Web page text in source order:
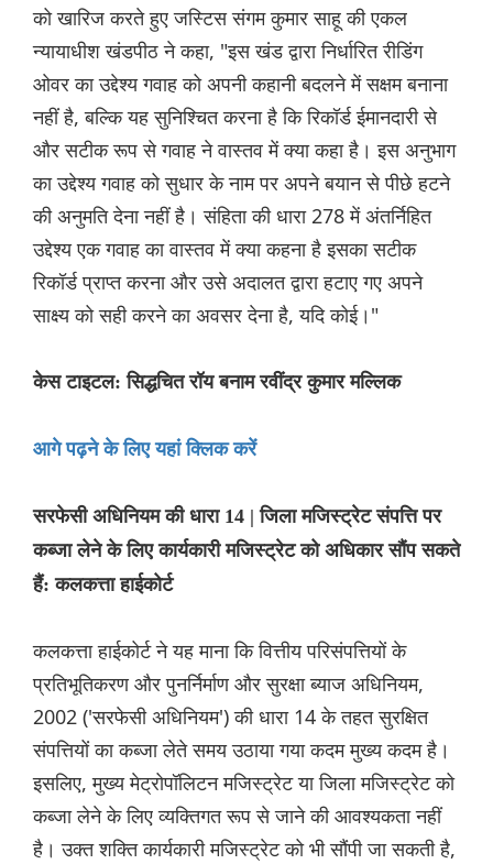
को खारिज करते हुए जस्टिस संगम कुमार साहू की एकल
न्यायाधीश खंडपीठ ने कहा, "इस खंड द्वारा निर्धारित रीडिंग
ओवर का उद्देश्य गवाह को अपनी कहानी बदलने में सक्षम बनाना
नहीं है, बल्कि यह सुनिश्चित करना है कि रिकॉर्ड ईमानदारी से
और सटीक रूप से गवाह ने वास्तव में क्या कहा है। इस अनुभाग
का उद्देश्य गवाह को सुधार के नाम पर अपने बयान से पीछे हटने
की अनुमति देना नहीं है। संहिता की धारा 278 में अंतर्निहित
उद्देश्य एक गवाह का वास्तव में क्या कहना है इसका सटीक
रिकॉर्ड प्राप्त करना और उसे अदालत द्वारा हटाए गए अपने
साक्ष्य को सही करने का अवसर देना है, यदि कोई।"
केस टाइटल: सिद्धचित रॉय बनाम रवींद्र कुमार मल्लिक
आगे पढ़ने के लिए यहां क्लिक करें
सरफेसी अधिनियम की धारा 14 | जिला मजिस्ट्रेट संपत्ति पर
कब्जा लेने के लिए कार्यकारी मजिस्ट्रेट को अधिकार सौंप सकते
हैं: कलकत्ता हाईकोर्ट
कलकत्ता हाईकोर्ट ने यह माना कि वित्तीय परिसंपत्तियों के
प्रतिभूतिकरण और पुनर्निर्माण और सुरक्षा ब्याज अधिनियम,
2002 ('सरफेसी अधिनियम') की धारा 14 के तहत सुरक्षित
संपत्तियों का कब्जा लेते समय उठाया गया कदम मुख्य कदम है।
इसलिए, मुख्य मेट्रोपॉलिटन मजिस्ट्रेट या जिला मजिस्ट्रेट को
कब्जा लेने के लिए व्यक्तिगत रूप से जाने की आवश्यकता नहीं
है। उक्त शक्ति कार्यकारी मजिस्ट्रेट को भी सौंपी जा सकती है,